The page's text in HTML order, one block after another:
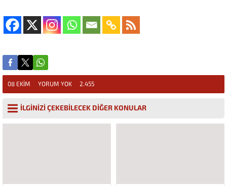
08 EKIM YORUM YOK 2.455
İLGİNİZİ ÇEKEBİLECEK DİĞER KONULAR